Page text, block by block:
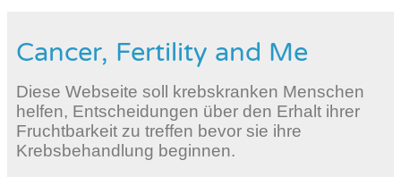
Cancer, Fertility and Me
Diese Webseite soll krebskranken Menschen
helfen, Entscheidungen über den Erhalt ihrer
Fruchtbarkeit zu treffen bevor sie ihre
Krebsbehandlung beginnen.